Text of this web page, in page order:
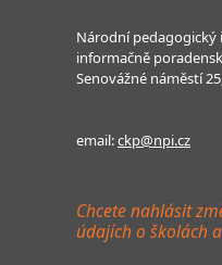
Národní
informačně
Senovážné náměstí
email:ckp@npi.cz
Chcete nahlásit
údajích o školách